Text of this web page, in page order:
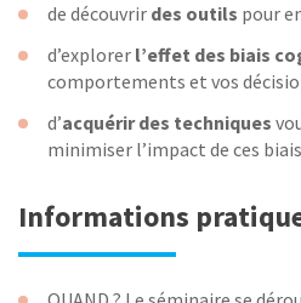
de découvrir des outils pour
d’explorer l’effet des biais
comportements et vos
d’acquérir des techniques
minimiser l’impact de ces
Informations